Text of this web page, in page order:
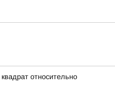
относительно